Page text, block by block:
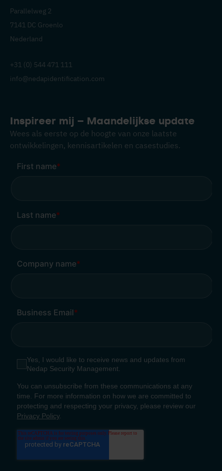
Parallelweg 2
7141 DC Groenlo
Nederland
+31 (0) 544 471 111
info@nedapidentification.com
Inspireer mij – Maandelijkse update
Wees als eerste op de hoogte van onze laatste
ontwikkelingen, kennisartikelen en casestudies.